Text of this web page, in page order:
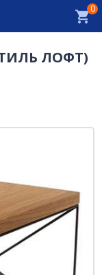
0
ЛОФТ)